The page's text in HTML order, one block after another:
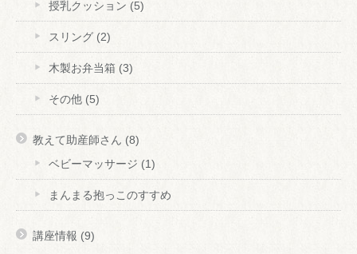
授乳クッション (5)
スリング (2)
木製お弁当箱 (3)
その他 (5)
教えて助産師さん (8)
ベビーマッサージ (1)
まんまる抱っこのすすめ
講座情報 (9)